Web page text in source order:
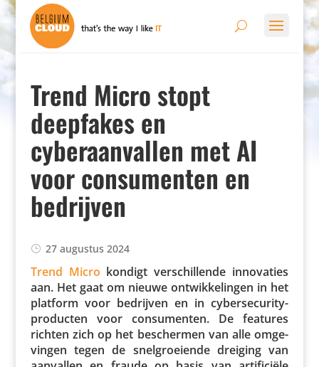
Trend Micro stopt
deepfakes en
cyberaanvallen met AI
voor consumenten en
bedrijven
27 augustus 2024
Trend Micro kondigt verschil­lende inno­va­ties
aan. Het gaat om nieuwe ontwik­ke­lingen in het
platform voor bedrijven en in cyber­se­cu­ri­ty­
pro­ducten voor consu­menten. De features
richten zich op het beschermen van alle omge­
vingen tegen de snel­groei­ende dreiging van